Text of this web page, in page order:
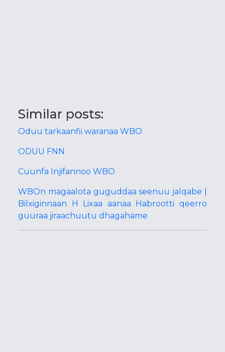
Similar posts:
Oduu tarkaanfii waranaa WBO
ODUU FNN
Cuunfa Injifannoo WBO
WBOn magaalota guguddaa seenuu jalqabe |
Bilxiginnaan H Lixaa aanaa Habrootti qeerro
guuraa jiraachuutu dhagahame